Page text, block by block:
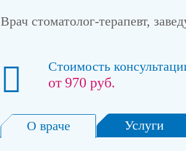
Врач стоматолог-терапевт,
Стоимость
от 970 руб.
О враче Услуги